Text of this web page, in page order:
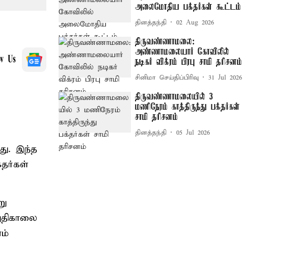
Us
இந்த
அலைமோதிய பக்தர்கள் கூட்டம்
தினத்தந்தி 02 Aug 2026
திருவண்ணாமலை:
அண்ணாமலையார் கோவிலில்
நடிகர் விக்ரம் பிரபு சாமி தரிசனம்
சினிமா செய்திப்பிரிவு 31 Jul 2026
திருவண்ணாமலையில் 3
மணிநேரம் காத்திருந்து பக்தர்கள்
சாமி தரிசனம்
தினத்தந்தி 05 Jul 2026